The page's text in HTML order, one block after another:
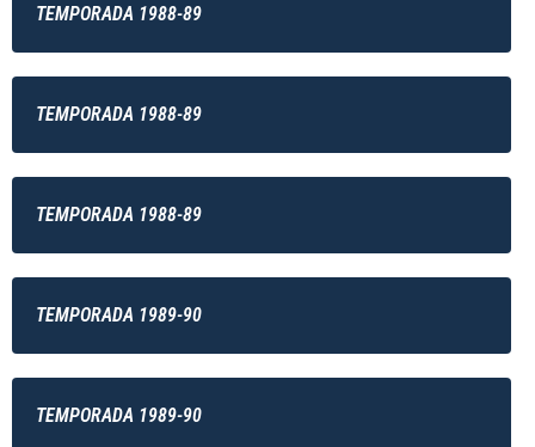
TEMPORADA 1988-89
TEMPORADA 1988-89
TEMPORADA 1988-89
TEMPORADA 1989-90
TEMPORADA 1989-90